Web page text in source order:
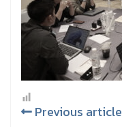
Previous article